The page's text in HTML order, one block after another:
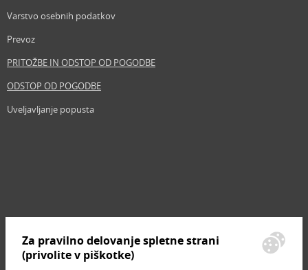
Varstvo osebnih podatkov
Prevoz
PRITOŽBE IN ODSTOP OD POGODBE
ODSTOP OD POGODBE
Uveljavljanje popusta
Znamke, ki se prodajajo
Za pravilno delovanje spletne strani
(privolite v piškotke)